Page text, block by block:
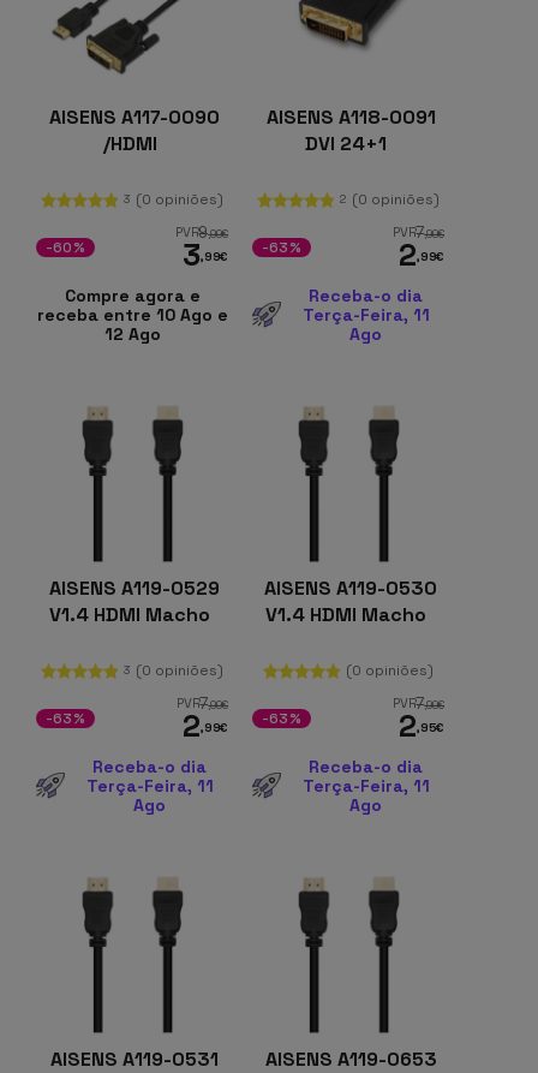
AISENS A117-0090
/HDMI
3 (0 opiniões)
PVR9,99€
3,99€
-60%
Compre agora e
receba entre 10 Ago e
12 Ago
AISENS A118-0091
DVI 24+1
2 (0 opiniões)
PVR7,99€
2,99€
-63%
Receba-o dia
Terça-Feira, 11
Ago
AISENS A119-0529
V1.4 HDMI Macho
3 (0 opiniões)
PVR7,99€
2,99€
-63%
Receba-o dia
Terça-Feira, 11
Ago
AISENS A119-0530
V1.4 HDMI Macho
(0 opiniões)
PVR7,99€
2,95€
-63%
Receba-o dia
Terça-Feira, 11
Ago
AISENS A119-0531
AISENS A119-0653